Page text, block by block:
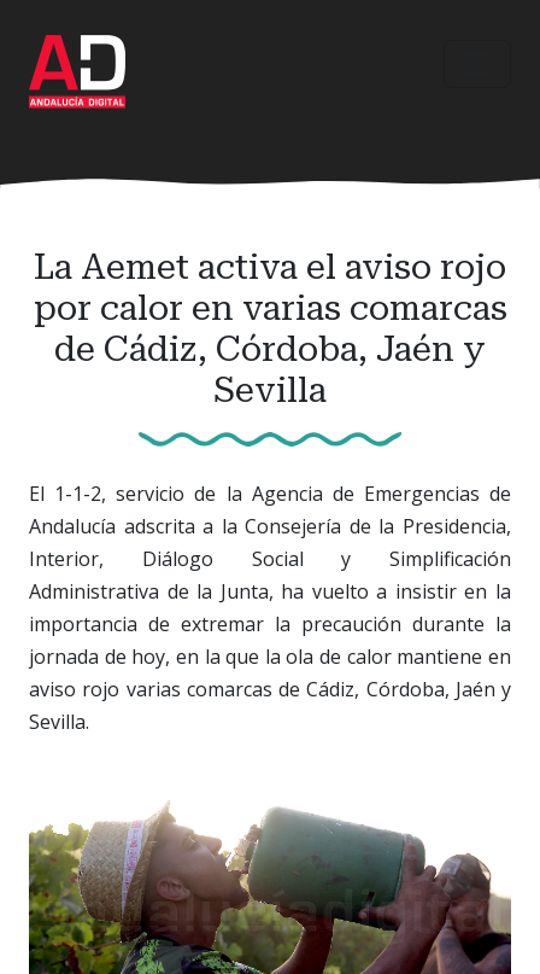
contenido
principal
La Aemet activa el aviso rojo
por calor en varias comarcas
de Cádiz, Córdoba, Jaén y
Sevilla
El 1-1-2, servicio de la Agencia de Emergencias de
Andalucía adscrita a la Consejería de la Presidencia,
Interior, Diálogo Social y Simplificación
Administrativa de la Junta, ha vuelto a insistir en la
importancia de extremar la precaución durante la
jornada de hoy, en la que la ola de calor mantiene en
aviso rojo varias comarcas de Cádiz, Córdoba, Jaén y
Sevilla.